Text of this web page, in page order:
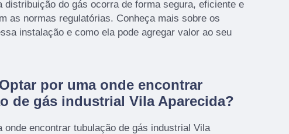
distribuição do gás ocorra de forma segura, eficiente e
as normas regulatórias. Conheça mais sobre os
instalação e como ela pode agregar valor ao seu
por uma onde encontrar
de gás industrial Vila Aparecida?
onde encontrar tubulação de gás industrial Vila